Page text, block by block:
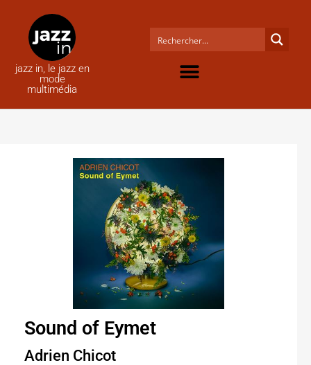
jazz in, le jazz en
mode
multimédia
Sound of Eymet
Adrien Chicot